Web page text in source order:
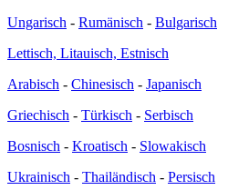
Ungarisch - Rumänisch - Bulgarisch
Lettisch, Litauisch, Estnisch
Arabisch - Chinesisch - Japanisch
Griechisch - Türkisch - Serbisch
Bosnisch - Kroatisch - Slowakisch
Ukrainisch - Thailändisch - Persisch